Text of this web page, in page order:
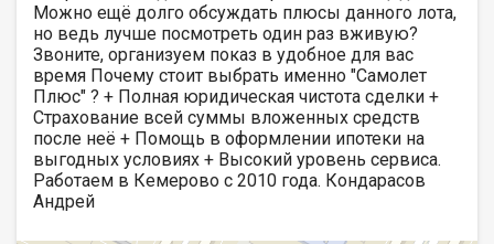
Можно ещё долго обсуждать плюсы данного лота,
но ведь лучше посмотреть один раз вживую?
Звоните, организуем показ в удобное для вас
время Почему стоит выбрать именно "Самолет
Плюс" ? + Полная юридическая чистота сделки +
Страхование всей суммы вложенных средств
после неё + Помощь в оформлении ипотеки на
выгодных условиях + Высокий уровень сервиса.
Работаем в Кемерово с 2010 года. Кондарасов
Андрей